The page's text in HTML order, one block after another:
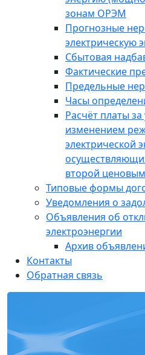
зонам ОРЭМ
Прогнозные
электрическую
Сбытовая
Фактические
Предельные
Часы
Расчёт платы
изменением
электрической
второй
Типовые формы
Уведомления о
Объявления об
электроэнергии
Архив
Контакты
Обратная связь